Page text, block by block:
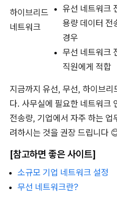
하이브리드
네트워크
유선 네트워크
용량 데이터 전
경우
무선 네트워크
직원에게 적합
지금까지 유선, 무선, 하이브리
다. 사무실에 필요한 네트워크
전송량, 기업에서 자주 하는
려하시는 것을 권장 드립니다
[참고하면 좋은 사이트]
소규모 기업 네트워크 설정
무선 네트워크란?